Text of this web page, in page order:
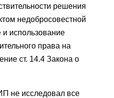
решения
недобросовестной
и использование
права на
ст. 14.4 Закона о
не исследовал все